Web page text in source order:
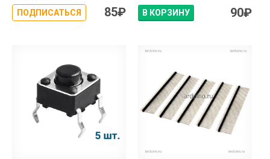
ПОДПИСАТЬСЯ 85₽ В КОРЗИНУ 90₽